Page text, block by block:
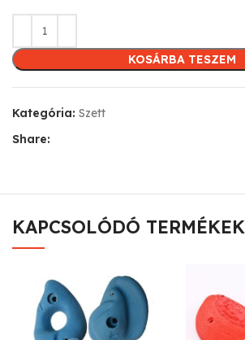
KOSÁRBA TESZEM
Kategória: Szett
Share:
KAPCSOLÓDÓ TERMÉKEK